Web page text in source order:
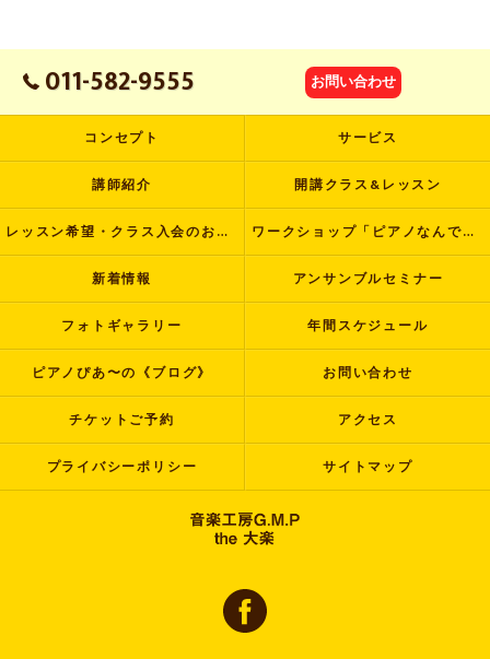
011-582-9555 お問い合わせ
コンセプト サービス
講師紹介 開講クラス&レッスン
レッスン希望・クラス入会のお申し込み ワークショップ「ピアノなんでも塾」
新着情報 アンサンブルセミナー
フォトギャラリー 年間スケジュール
ピアノぴあ〜の《ブログ》 お問い合わせ
チケットご予約 アクセス
プライバシーポリシー サイトマップ